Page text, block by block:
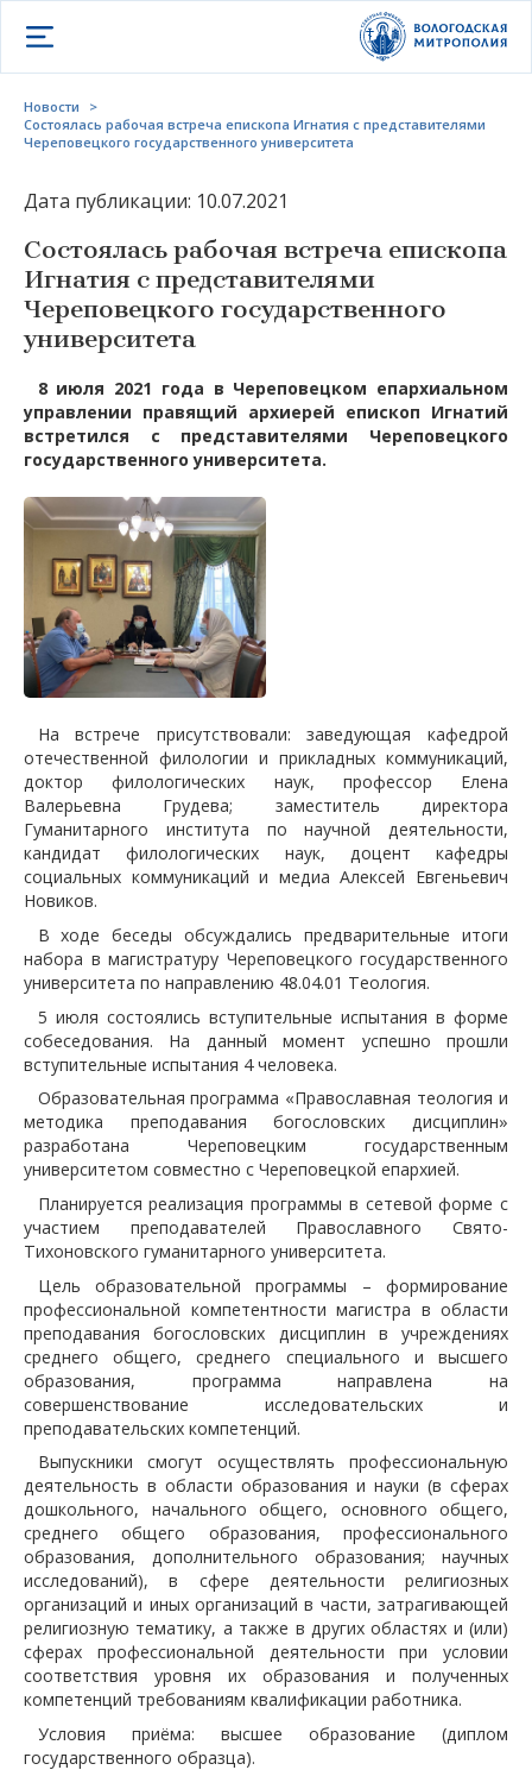
Открыть меню
Новости
>
Состоялась рабочая встреча епископа Игнатия с представителями
Череповецкого государственного университета
Дата публикации: 10.07.2021
Состоялась рабочая встреча епископа
Игнатия с представителями
Череповецкого государственного
университета
8 июля 2021 года в Череповецком епархиальном
управлении правящий архиерей епископ Игнатий
встретился с представителями Череповецкого
государственного университета.
На встрече присутствовали: заведующая кафедрой
отечественной филологии и прикладных коммуникаций,
доктор филологических наук, профессор Елена
Валерьевна Грудева; заместитель директора
Гуманитарного института по научной деятельности,
кандидат филологических наук, доцент кафедры
социальных коммуникаций и медиа Алексей Евгеньевич
Новиков.
В ходе беседы обсуждались предварительные итоги
набора в магистратуру Череповецкого государственного
университета по направлению 48.04.01 Теология.
5 июля состоялись вступительные испытания в форме
собеседования. На данный момент успешно прошли
вступительные испытания 4 человека.
Образовательная программа «Православная теология и
методика преподавания богословских дисциплин»
разработана Череповецким государственным
университетом совместно с Череповецкой епархией.
Планируется реализация программы в сетевой форме с
участием преподавателей Православного Свято-
Тихоновского гуманитарного университета.
Цель образовательной программы – формирование
профессиональной компетентности магистра в области
преподавания богословских дисциплин в учреждениях
среднего общего, среднего специального и высшего
образования, программа направлена на
совершенствование исследовательских и
преподавательских компетенций.
Выпускники смогут осуществлять профессиональную
деятельность в области образования и науки (в сферах
дошкольного, начального общего, основного общего,
среднего общего образования, профессионального
образования, дополнительного образования; научных
исследований), в сфере деятельности религиозных
организаций и иных организаций в части, затрагивающей
религиозную тематику, а также в других областях и (или)
сферах профессиональной деятельности при условии
соответствия уровня их образования и полученных
компетенций требованиям квалификации работника.
Условия приёма: высшее образование (диплом
государственного образца).